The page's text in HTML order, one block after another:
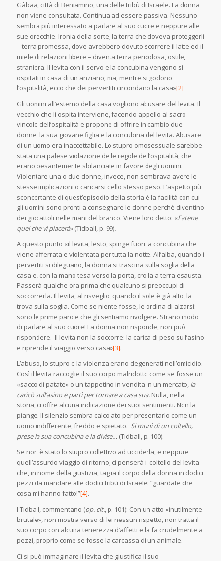
Gàbaa, città di Beniamino, una delle tribù di Israele. La donna
non viene consultata. Continua ad essere passiva. Nessuno
sembra più interessato a parlare al suo cuore e neppure alle
sue orecchie. Ironia della sorte, la terra che doveva proteggerli
– terra promessa, dove avrebbero dovuto scorrere il latte ed il
miele di relazioni libere – diventa terra pericolosa, ostile,
straniera. Il levita con il servo e la concubina vengono sì
ospitati in casa di un anziano; ma, mentre si godono
l’ospitalità, ecco che dei pervertiti circondano la casa»[2].
Gli uomini all’esterno della casa vogliono abusare del levita. Il
vecchio che li ospita interviene, facendo appello al sacro
vincolo dell’ospitalità e propone di offrire in cambio due
donne: la sua giovane figlia e la concubina del levita. Abusare
di un uomo era inaccettabile. Lo stupro omosessuale sarebbe
stata una palese violazione delle regole dell’ospitalità, che
erano pesantemente sbilanciate in favore degli uomini.
Violentare una o due donne, invece, non sembrava avere le
stesse implicazioni o caricarsi dello stesso peso. L’aspetto più
sconcertante di quest’episodio della storia è la facilità con cui
gli uomini sono pronti a consegnare le donne perché diventino
dei giocattoli nelle mani del branco. Viene loro detto: «Fatene
quel che vi piacerà» (Tidball, p. 99).
A questo punto «il levita, lesto, spinge fuori la concubina che
viene afferrata e violentata per tutta la notte. All’alba, quando i
pervertiti si dileguano, la donna si trascina sulla soglia della
casa e, con la mano tesa verso la porta, crolla a terra esausta.
Passerà qualche ora prima che qualcuno si preoccupi di
soccorrerla. Il levita, al risveglio, quando il sole è già alto, la
trova sulla soglia. Come se niente fosse, le ordina di alzarsi:
sono le prime parole che gli sentiamo rivolgere. Strano modo
di parlare al suo cuore! La donna non risponde, non può
rispondere. Il levita non la soccorre: la carica di peso sull’asino
e riprende il viaggio verso casa»[3].
L’abuso, lo stupro e la violenza erano degenerati nell’omicidio.
Così il levita raccoglie il suo corpo malridotto come se fosse un
«sacco di patate» o un tappetino in vendita in un mercato, la
caricò sull’asino e partì per tornare a casa sua. Nulla, nella
storia, ci offre alcuna indicazione dei suoi sentimenti. Non la
piange. Il silenzio sembra calcolato per presentarlo come un
uomo indifferente, freddo e spietato. Si munì di un coltello,
prese la sua concubina e la divise…(Tidball, p. 100).
Se non è stato lo stupro collettivo ad ucciderla, e neppure
quell’assurdo viaggio di ritorno, ci penserà il coltello del levita
che, in nome della giustizia, taglia il corpo della donna in dodici
pezzi da mandare alle dodici tribù di Israele: “guardate che
cosa mi hanno fatto!”[4].
I Tidball, commentano (op. cit., p. 101): Con un atto «inutilmente
brutale», non mostra verso di lei nessun rispetto, non tratta il
suo corpo con alcuna tenerezza d’affetti e la fa crudelmente a
pezzi, proprio come se fosse la carcassa di un animale.
Ci si può immaginare il levita che giustifica il suo